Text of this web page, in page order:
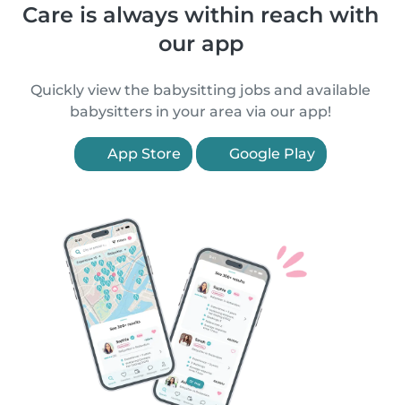
Care is always within reach with
our app
Quickly view the babysitting jobs and available
babysitters in your area via our app!
App Store Google Play